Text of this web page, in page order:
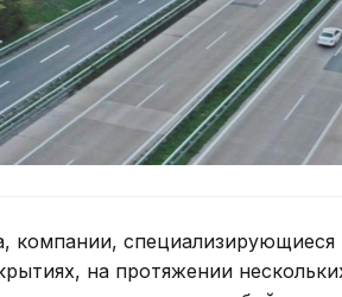
компании, специализирующиеся
на протяжении